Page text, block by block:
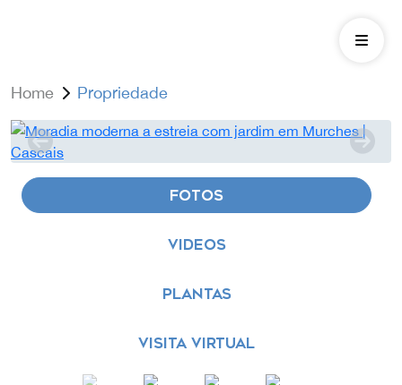
Home Propriedade
FOTOS
VIDEOS
PLANTAS
VISITA VIRTUAL